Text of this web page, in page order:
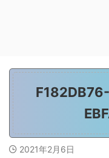
2021年2月6日